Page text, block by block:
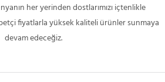
her yerinden dostlarımızı içtenlikle
fiyatlarla yüksek kaliteli ürünler sunmaya
devam edeceğiz.